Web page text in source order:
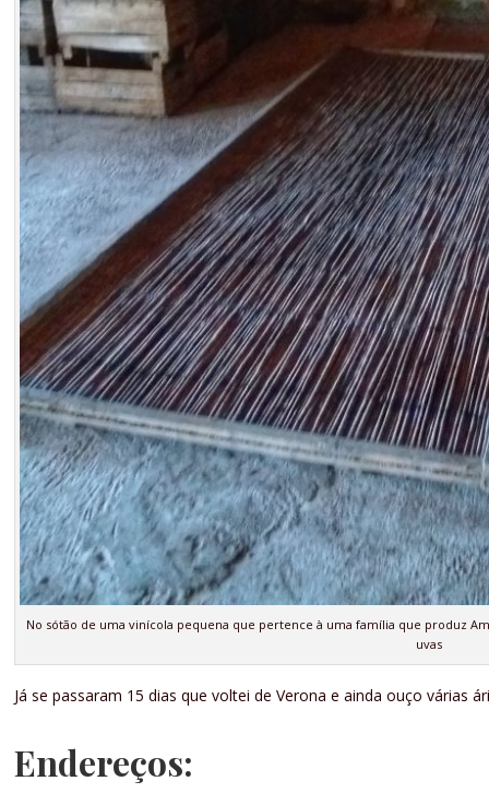
No sótão de uma vinícola pequena que pertence à uma família que produz
uvas
Já se passaram 15 dias que voltei de Verona e ainda ouço várias
Endereços: